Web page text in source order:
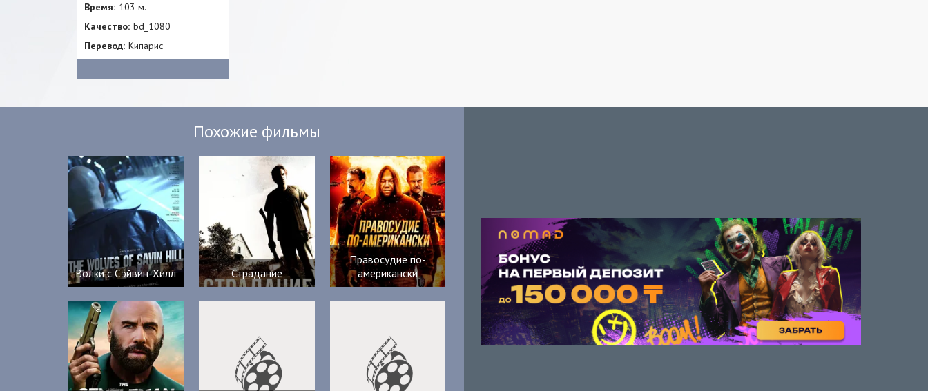
Время: 103 м.
Качество: bd_1080
Перевод: Кипарис
Похожие фильмы
Волки с Сэйвин-Хилл Страдание
Правосудие по-
американски